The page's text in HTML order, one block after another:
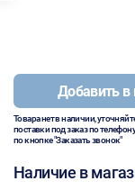
Добавить в
Товара нет в наличии,
поставки под заказ по
по кнопке "Заказать звонок"
Наличие в